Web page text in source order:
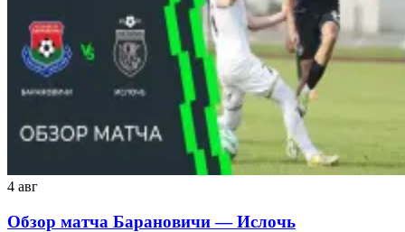
4 авг
Обзор матча Барановичи — Ислочь